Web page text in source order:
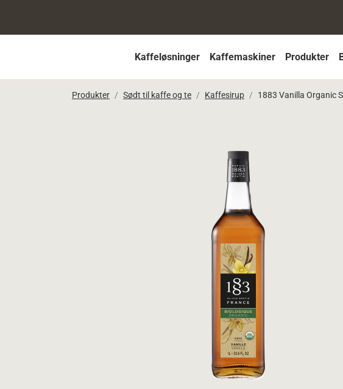
Kaffeløsninger Kaffemaskiner Produkter
Produkter Sødt til kaffe og te Kaffesirup 1883 Vanilla Organic